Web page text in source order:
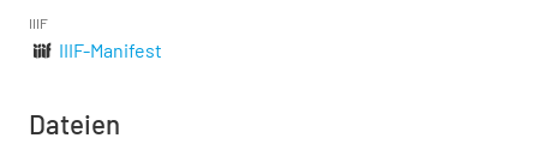
IIIF
IIIF-Manifest
Dateien